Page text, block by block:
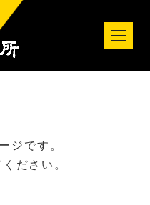
ジです。
ください。